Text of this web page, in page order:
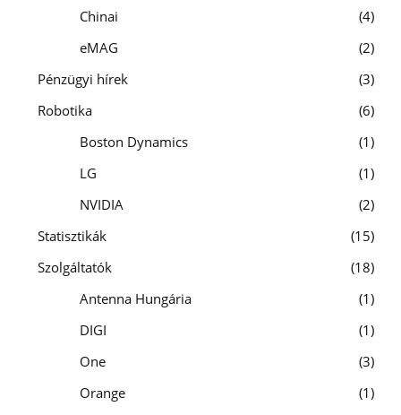
Chinai
4
eMAG
2
Pénzügyi hírek
3
Robotika
6
Boston Dynamics
1
LG
1
NVIDIA
2
Statisztikák
15
Szolgáltatók
18
Antenna Hungária
1
DIGI
1
One
3
Orange
1